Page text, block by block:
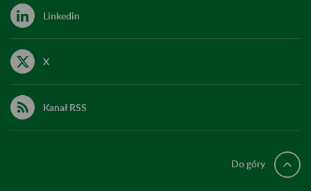
Linkedin
X
Kanał RSS
Do góry